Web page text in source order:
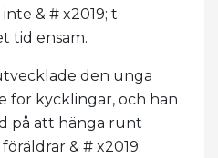
& # x2019; t
tid ensam.
den unga
för kycklingar, och han
på att hänga runt
& # x2019;